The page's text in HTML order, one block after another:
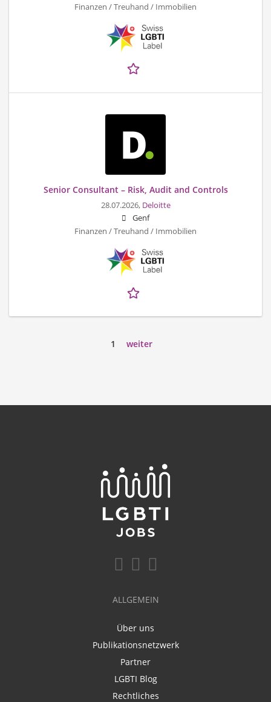
Finanzen / Treuhand / Immobilien
Senior Consultant – Risk, Audit and Controls
28.07.2026, Deloitte
Genf
Finanzen / Treuhand / Immobilien
1 weiter
ALLGEMEIN
Über uns
Publikationsnetzwerk
Partner
LGBTI Blog
Rechtliches